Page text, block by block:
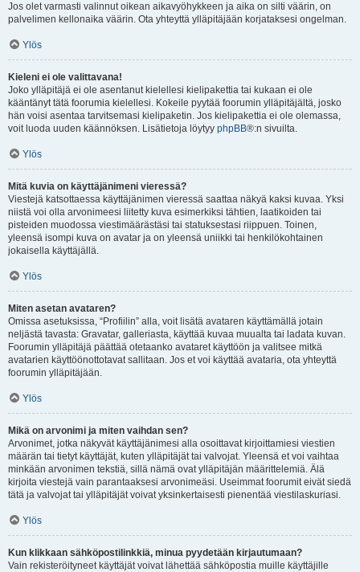
Jos olet varmasti valinnut oikean aikavyöhykkeen ja aika on silti väärin, on
palvelimen kellonaika väärin. Ota yhteyttä ylläpitäjään korjataksesi ongelman.
Ylös
Kieleni ei ole valittavana!
Joko ylläpitäjä ei ole asentanut kielellesi kielipakettia tai kukaan ei ole
kääntänyt tätä foorumia kielellesi. Kokeile pyytää foorumin ylläpitäjältä, josko
hän voisi asentaa tarvitsemasi kielipaketin. Jos kielipakettia ei ole olemassa,
voit luoda uuden käännöksen. Lisätietoja löytyy phpBB®:n sivuilta.
Ylös
Mitä kuvia on käyttäjänimeni vieressä?
Viestejä katsottaessa käyttäjänimen vieressä saattaa näkyä kaksi kuvaa. Yksi
niistä voi olla arvonimeesi liitetty kuva esimerkiksi tähtien, laatikoiden tai
pisteiden muodossa viestimäärästäsi tai statuksestasi riippuen. Toinen,
yleensä isompi kuva on avatar ja on yleensä uniikki tai henkilökohtainen
jokaisella käyttäjällä.
Ylös
Miten asetan avataren?
Omissa asetuksissa, “Profiilin” alla, voit lisätä avataren käyttämällä jotain
neljästä tavasta: Gravatar, galleriasta, käyttää kuvaa muualta tai ladata kuvan.
Foorumin ylläpitäjä päättää otetaanko avataret käyttöön ja valitsee mitkä
avatarien käyttöönottotavat sallitaan. Jos et voi käyttää avataria, ota yhteyttä
foorumin ylläpitäjään.
Ylös
Mikä on arvonimi ja miten vaihdan sen?
Arvonimet, jotka näkyvät käyttäjänimesi alla osoittavat kirjoittamiesi viestien
määrän tai tietyt käyttäjät, kuten ylläpitäjät tai valvojat. Yleensä et voi vaihtaa
minkään arvonimen tekstiä, sillä nämä ovat ylläpitäjän määrittelemiä. Älä
kirjoita viestejä vain parantaaksesi arvonimeäsi. Useimmat foorumit eivät siedä
tätä ja valvojat tai ylläpitäjät voivat yksinkertaisesti pienentää viestilaskuriasi.
Ylös
Kun klikkaan sähköpostilinkkiä, minua pyydetään kirjautumaan?
Vain rekisteröityneet käyttäjät voivat lähettää sähköpostia muille käyttäjille